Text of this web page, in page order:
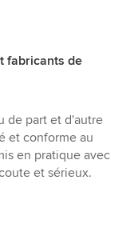
fabricants de
de part et d'autre
et conforme au
en pratique avec
et sérieux.